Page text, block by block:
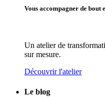
Vous accompagner de bout
Un atelier de
sur mesure.
Découvrir l'atelier
Le blog